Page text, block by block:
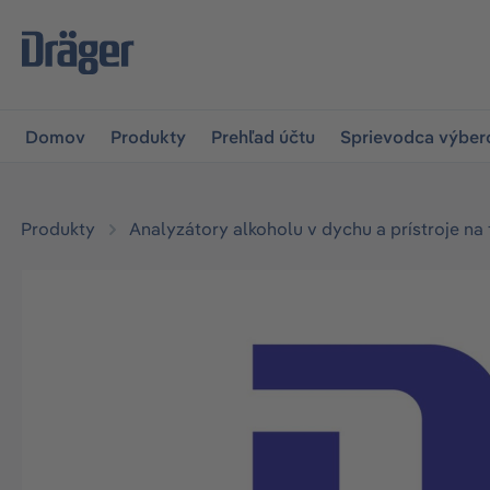
na hlavnú navigáciu
Domov Produkty Prehľad účtu Sprievodca
Produkty Analyzátory alkoholu v dychu a prístroje